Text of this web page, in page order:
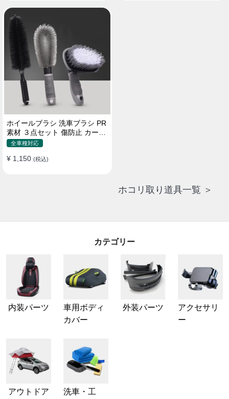
ホイールブラシ 洗車ブラシ PR
素材 ３点セット 傷防止 カーウ
ォッシュ プロ仕様
全車種対応
¥ 1,150 (税込)
ホコリ取り道具一覧 ＞
カテゴリー
内装パーツ
車用ボディ
カバー
外装パーツ
アクセサリ
ー
アウトドア
洗車・工